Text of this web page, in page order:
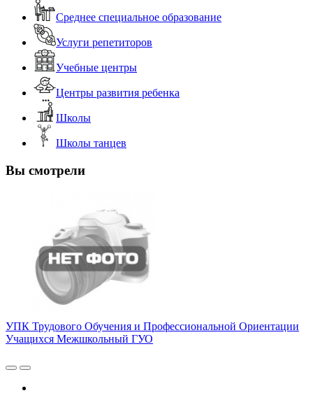
Среднее специальное образование
Услуги репетиторов
Учебные центры
Центры развития ребенка
Школы
Школы танцев
Вы смотрели
УПК Трудового Обучения и Профессиональной Ориентации
Учащихся Межшкольный ГУО